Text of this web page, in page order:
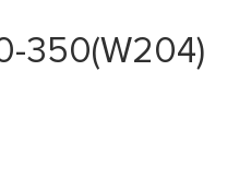
350(W204)